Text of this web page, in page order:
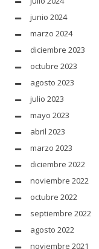
junio 2024
marzo 2024
diciembre 2023
octubre 2023
agosto 2023
julio 2023
mayo 2023
abril 2023
marzo 2023
diciembre 2022
noviembre 2022
octubre 2022
septiembre 2022
agosto 2022
noviembre 2021